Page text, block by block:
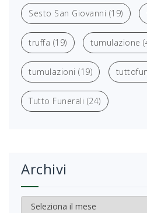
Sesto San Giovanni (19)
truffa (19) tumulazione
tumulazioni (19)
Tutto Funerali (24)
Archivi
Archivi